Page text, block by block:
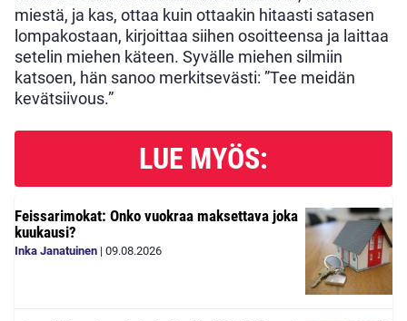
miestä, ja kas, ottaa kuin ottaakin hitaasti satasen
lompakostaan, kirjoittaa siihen osoitteensa ja laittaa
setelin miehen käteen. Syvälle miehen silmiin
katsoen, hän sanoo merkitsevästi: ”Tee meidän
kevätsiivous.”
LUE MYÖS:
Feissarimokat: Onko vuokraa maksettava joka
kuukausi?
Inka Janatuinen | 09.08.2026